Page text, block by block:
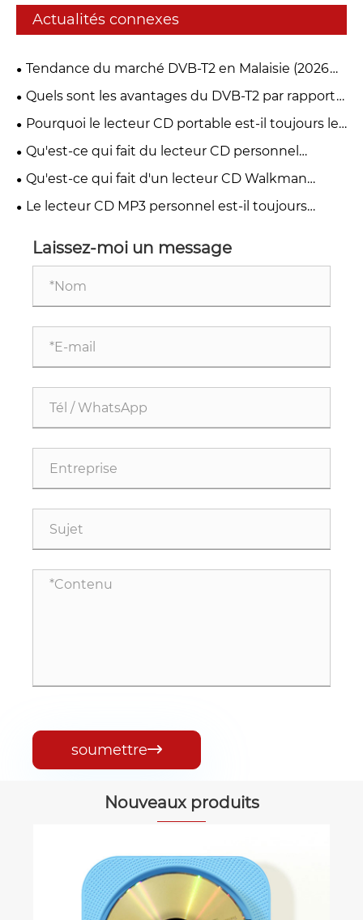
Actualités connexes
Tendance du marché DVB-T2 en Malaisie (2026
myFreeview / MYTV)
Quels sont les avantages du DVB-T2 par rapport
aux autres normes de télévision numérique ?
Pourquoi le lecteur CD portable est-il toujours le
premier choix des mélomanes en 2026 ?
Qu'est-ce qui fait du lecteur CD personnel
Discman un incontournable pour les mélomanes
Qu'est-ce qui fait d'un lecteur CD Walkman
portable la meilleure option pour les mélomanes
Le lecteur CD MP3 personnel est-il toujours
Laissez-moi un message
soumettre
Nouveaux produits
Lecteur CD portable anti-saut
Voir plus >>